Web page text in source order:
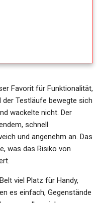
Favorit für Funktionalität,
Testläufe bewegte sich
wackelte nicht. Der
schnell
und angenehm an. Das
was das Risiko von
viel Platz für Handy,
es einfach, Gegenstände